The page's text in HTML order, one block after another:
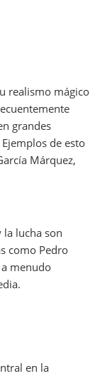
realismo mágico
grandes
de esto
Márquez,
lucha son
como Pedro
menudo
en la